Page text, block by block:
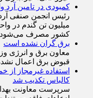
کمبودی در تامین آرد
رئیس انجمن صنفی
میلیون تن گندم در
کشور مصرف
برق گران نشده است
معاون برق و انرژی
قبوض برق اعمال
استفاده غیرمجاز
کالباس تکذیب شد
سرپرست معاونت